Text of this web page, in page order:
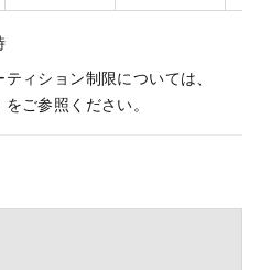
ィション制限については、
をご参照ください。